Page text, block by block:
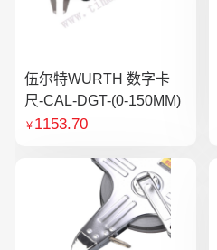
伍尔特WURTH 数字卡
尺-CAL-DGT-(0-150MM)
￥ 1153.70